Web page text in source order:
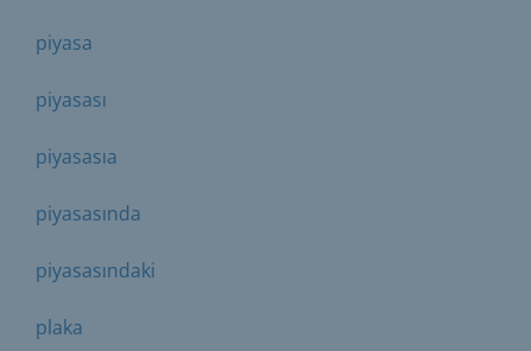
piyasa
piyasası
piyasasıa
piyasasında
piyasasındaki
plaka